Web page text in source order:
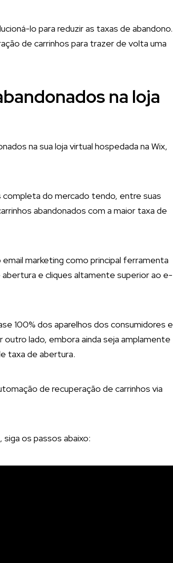
lo para reduzir as taxas de abandono.
de carrinhos para trazer de volta uma
na loja
na sua loja virtual hospedada na Wix,
do mercado tendo, entre suas
abandonados com a maior taxa de
marketing como principal ferramenta
e cliques altamente superior ao e-
100% dos aparelhos dos consumidores e
lado, embora ainda seja amplamente
taxa de abertura.
de recuperação de carrinhos via
siga os passos abaixo: